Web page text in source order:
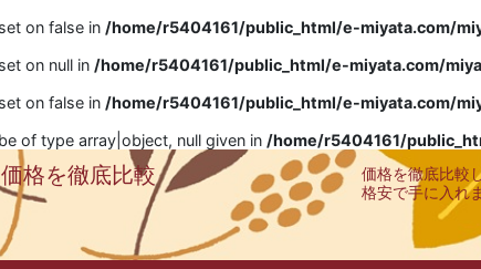
on false in /home/r5404161/public_html/e-miyata.com/
on null in /home/r5404161/public_html/e-miyata.com/
on false in /home/r5404161/public_html/e-miyata.com/
of type array|object, null given in /home/r5404161/
格を徹底比較
価格を徹底比較
格安で手に入れ